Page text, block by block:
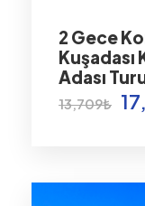
2 Gece
Kuşadası
Adası
13,709₺